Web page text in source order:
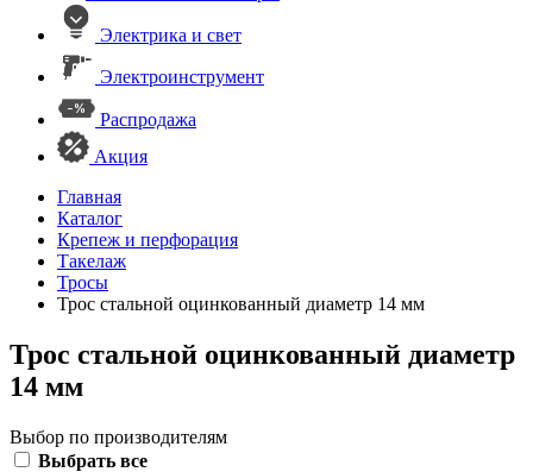
Электрика и свет
Электроинструмент
Распродажа
Акция
Главная
Каталог
Крепеж и перфорация
Такелаж
Тросы
Трос стальной оцинкованный диаметр 14 мм
Трос стальной оцинкованный диаметр
14 мм
Выбор по производителям
Выбрать все